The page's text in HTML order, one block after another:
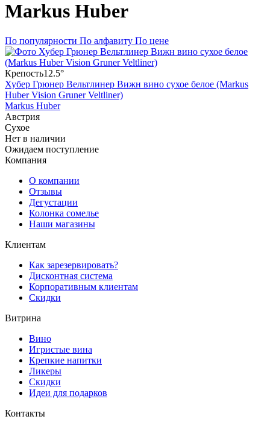
Markus Huber
По популярности По алфавиту По цене
Крепость12.5°
Хубер Грюнер Вельтлинер Вижн вино сухое белое (Markus
Huber Vision Gruner Veltliner)
Markus Huber
Австрия
Сухое
Нет в наличии
Ожидаем поступление
Компания
О компании
Отзывы
Дегустации
Колонка сомелье
Наши магазины
Клиентам
Как зарезервировать?
Дисконтная система
Корпоративным клиентам
Скидки
Витрина
Вино
Игристые вина
Крепкие напитки
Ликеры
Скидки
Идеи для подарков
Контакты